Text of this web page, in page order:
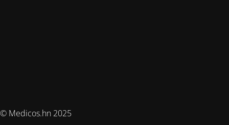
© Medicos.hn 2025